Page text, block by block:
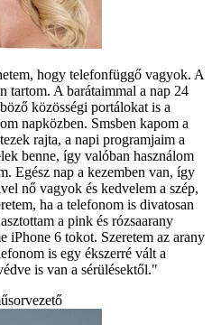
hogy telefonfüggő vagyok. A
tartom. A barátaimmal a nap 24
közösségi portálokat is a
napközben. Smsben kapom a
rajta, a napi programjaim a
benne, így valóban használom
Egész nap a kezemben van, így
nő vagyok és kedvelem a szép,
ha a telefonom is divatosan
a pink és rózsaarany
iPhone 6 tokot. Szeretem az arany
is egy ékszerré vált a
is van a sérülésektől."